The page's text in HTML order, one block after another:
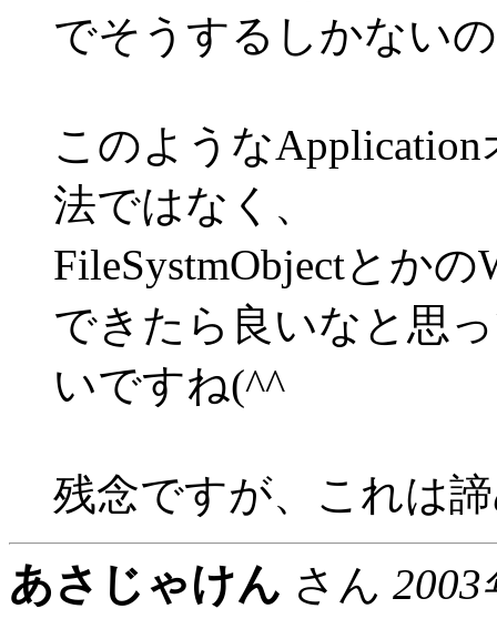
でそうするしかない
このような
法ではなく、
FileSystmObjectとか
できたら良いなと思
いですね(^^
残念ですが、これは
あさじゃけん さん 2003